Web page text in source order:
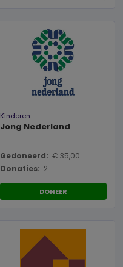
Kinderen
Jong Nederland
Gedoneerd: € 35,00
Donaties: 2
DONEER